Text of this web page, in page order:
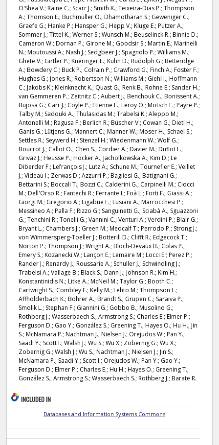
O'Shea V.; Raine C.; Scarr J.; Smith K.; Teixeira-Dias P.; Thompson
A.; Thomson E.; Buchmüller O.; Dhamotharan S.; Geweniger C.;
Graefe G.; Hanke P.; Hansper G.; Hepp V.; Kluge E.; Putzer A.;
Sommer J.; Tittel K.; Werner S.; Wunsch M.; Beuselinck R.; Binnie D.;
Cameron W.; Dornan P.; Girone M.; Goodsir S.; Martin E.; Marinelli
N.; Moutoussi A.; Nash J.; Sedgbeer J.; Spagnolo P.; Williams M.;
Ghete V.; Girtler P.; Kneringer E.; Kuhn D.; Rudolph G.; Betteridge
A.; Bowdery C.; Buck P.; Colrain P.; Crawford G.; Finch A.; Foster F.;
Hughes G.; Jones R.; Robertson N.; Williams M.; Giehl I.; Hoffmann
C.; Jakobs K.; Kleinknecht K.; Quast G.; Renk B.; Rohne E.; Sander H.;
van Gemmeren P.; Zeitnitz C.; Aubert J.; Benchouk C.; Bonissent A.;
Bujosa G.; Carr J.; Coyle P.; Etienne F.; Leroy O.; Motsch F.; Payre P.;
Talby M.; Sadouki A.; Thulasidas M.; Trabelsi K.; Aleppo M.;
Antonelli M.; Ragusa F.; Berlich R.; Büscher V.; Cowan G.; Dietl H.;
Ganis G.; Lütjens G.; Mannert C.; Manner W.; Moser H.; Schael S.;
Settles R.; Seywerd H.; Stenzel H.; Wiedenmann W.; Wolf G.;
Boucrot J.; Callot O.; Chen S.; Cordier A.; Davier M.; Duflot L.;
Grivaz J.; Heusse P.; Höcker A.; Jacholkowska A.; Kim D.; Le
Diberder F.; Lefrançois J.; Lutz A.; Schune M.; Tournefier E.; Veillet
J.; Videau I.; Zerwas D.; Azzurri P.; Bagliesi G.; Batignani G.;
Bettarini S.; Boccali T.; Bozzi C.; Calderini G.; Carpinelli M.; Ciocci
M.; Dell'Orso R.; Fantechi R.; Ferrante I.; Foà L.; Forti F.; Giassi A.;
Giorgi M.; Gregorio A.; Ligabue F.; Lusiani A.; Marrocchesi P.;
Messineo A.; Palla F.; Rizzo G.; Sanguinetti G.; Sciabà A.; Sguazzoni
G.; Tenchini R.; Tonelli G.; Vannini C.; Venturi A.; Verdini P.; Blair G.;
Bryant L.; Chambers J.; Green M.; Medcalf T.; Perrodo P.; Strong J.;
von Wimmersperg-Toeller J.; Botterill D.; Clifft R.; Edgecock T.;
Norton P.; Thompson J.; Wright A.; Bloch-Devaux B.; Colas P.;
Emery S.; Kozanecki W.; Lançon E.; Lemaire M.; Locci E.; Perez P.;
Rander J.; Renardy J.; Roussarie A.; Schuller J.; Schwindling J.;
Trabelsi A.; Vallage B.; Black S.; Dann J.; Johnson R.; Kim H.;
Konstantinidis N.; Litke A.; McNeil M.; Taylor G.; Booth C.;
Cartwright S.; Combley F.; Kelly M.; Lehto M.; Thompson L.;
Affholderbach K.; Böhrer A.; Brandt S.; Grupen C.; Saraiva P.;
Smolik L.; Stephan F.; Giannini G.; Gobbo B.; Musolino G.;
Rothberg J.; Wasserbaech S.; Armstrong S.; Charles E.; Elmer P.;
Ferguson D.; Gao Y.; González S.; Greening T.; Hayes O.; Hu H.; Jin
S.; McNamara P.; Nachtman J.; Nielsen J.; Orejudos W.; Pan Y.;
Saadi Y.; Scott I.; Walsh J.; Wu S.; Wu X.; Zobernig G.; Wu X.;
Zobernig G.; Walsh J.; Wu S.; Nachtman J.; Nielsen J.; Jin S.;
McNamara P.; Saadi Y.; Scott I.; Orejudos W.; Pan Y.; Gao Y.;
Ferguson D.; Elmer P.; Charles E.; Hu H.; Hayes O.; Greening T.;
González S.; Armstrong S.; Wasserbaech S.; Rothberg J.; Barate R.
INCLUDED IN
Databases and Information Systems Commons